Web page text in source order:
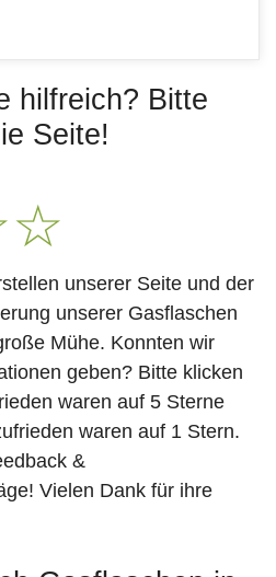
hilfreich? Bitte
Seite!
☆
unserer Seite und der
unserer Gasflaschen
Mühe. Konnten wir
geben? Bitte klicken
waren auf 5 Sterne
waren auf 1 Stern.
&
Vielen Dank für ihre